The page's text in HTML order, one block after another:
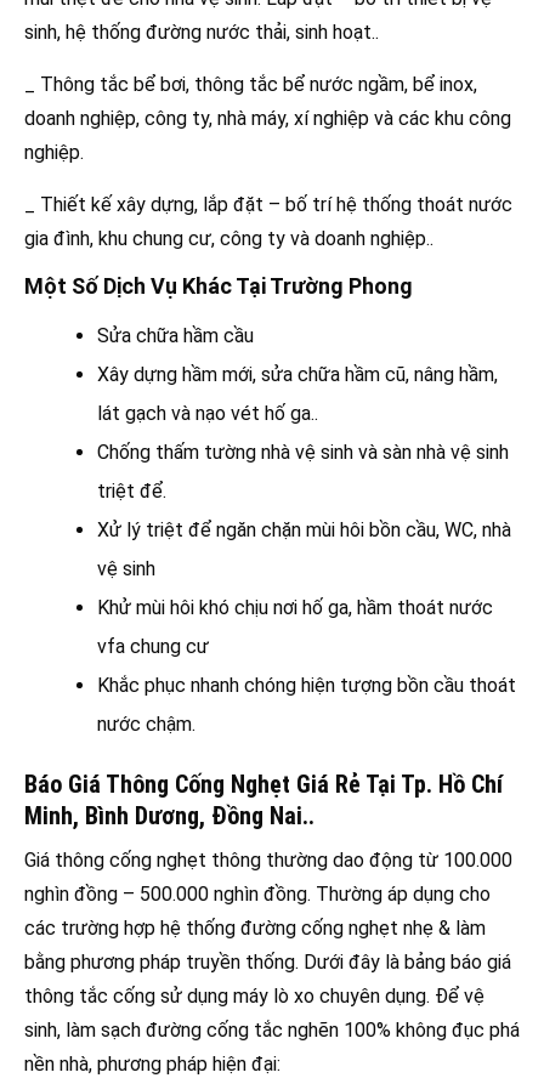
sinh, hệ thống đường nước thải, sinh hoạt..
_ Thông tắc bể bơi, thông tắc bể nước ngầm, bể inox,
doanh nghiệp, công ty, nhà máy, xí nghiệp và các khu công
nghiệp.
_ Thiết kế xây dựng, lắp đặt – bố trí hệ thống thoát nước
gia đình, khu chung cư, công ty và doanh nghiệp..
Một Số Dịch Vụ Khác Tại Trường Phong
Sửa chữa hầm cầu
Xây dựng hầm mới, sửa chữa hầm cũ, nâng hầm,
lát gạch và nạo vét hố ga..
Chống thấm tường nhà vệ sinh và sàn nhà vệ sinh
triệt để.
Xử lý triệt để ngăn chặn mùi hôi bồn cầu, WC, nhà
vệ sinh
Khử mùi hôi khó chịu nơi hố ga, hầm thoát nước
vfa chung cư
Khắc phục nhanh chóng hiện tượng bồn cầu thoát
nước chậm.
Báo Giá Thông Cống Nghẹt Giá Rẻ Tại Tp. Hồ Chí
Minh, Bình Dương, Đồng Nai..
Giá thông cống nghẹt thông thường dao động từ 100.000
nghìn đồng – 500.000 nghìn đồng. Thường áp dụng cho
các trường hợp hệ thống đường cống nghẹt nhẹ & làm
bằng phương pháp truyền thống. Dưới đây là bảng báo giá
thông tắc cống sử dụng máy lò xo chuyên dụng. Để vệ
sinh, làm sạch đường cống tắc nghẽn 100% không đục phá
nền nhà, phương pháp hiện đại: